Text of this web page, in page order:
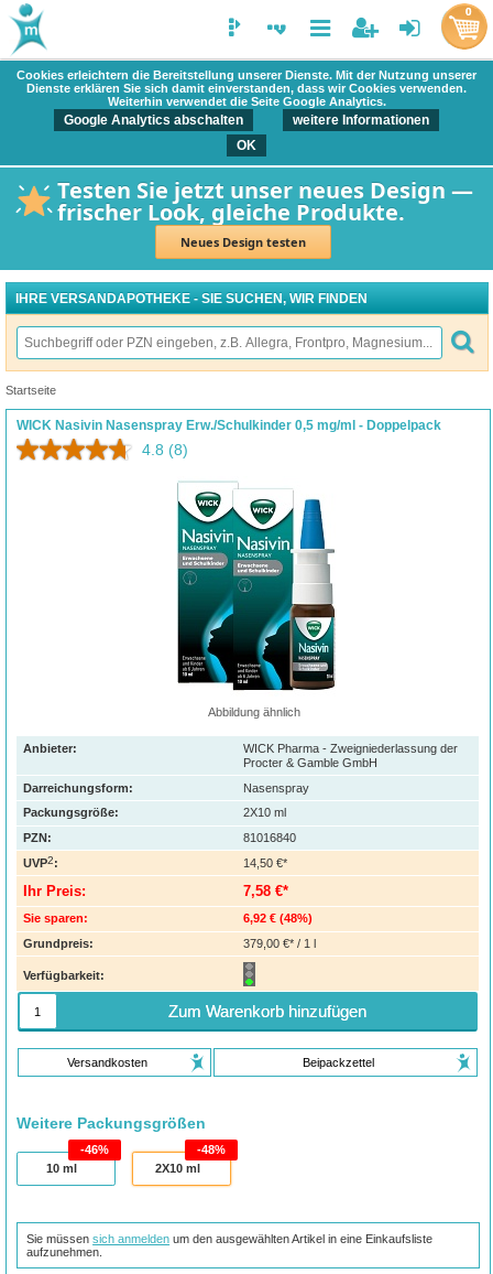
Cookies erleichtern die Bereitstellung unserer Dienste. Mit der Nutzung unserer
Dienste erklären Sie sich damit einverstanden, dass wir Cookies verwenden.
Weiterhin verwendet die Seite Google Analytics.
Google Analytics abschalten
weitere Informationen
OK
Testen Sie jetzt unser neues Design —
frischer Look, gleiche Produkte.
Neues Design testen
0
IHRE VERSANDAPOTHEKE - SIE SUCHEN, WIR FINDEN
Startseite
WICK Nasivin Nasenspray Erw./Schulkinder 0,5 mg/ml - Doppelpack
4.8 (8)
Abbildung ähnlich
Anbieter:
WICK Pharma - Zweigniederlassung der
Procter & Gamble GmbH
Darreichungsform:
Nasenspray
Packungsgröße:
2X10 ml
PZN:
81016840
UVP2: 14,50 €*
Ihr Preis: 7,58 €*
Sie sparen: 6,92 € (48%)
Grundpreis:
379,00 €* / 1 l
Verfügbarkeit:
Zum Warenkorb hinzufügen
Versandkosten Beipackzettel
Weitere Packungsgrößen
10 ml
46%
2X10 ml
48%
Sie müssensich anmelden um den ausgewählten Artikel in eine Einkaufsliste
aufzunehmen.